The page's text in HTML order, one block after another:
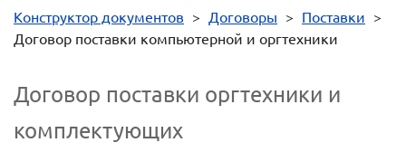
Конструктор документов > Договоры > Поставки >
Договор поставки компьютерной и оргтехники
Договор поставки оргтехники и
комплектующих